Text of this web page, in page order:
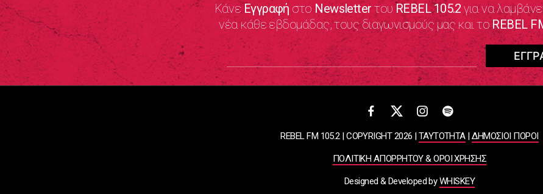
ΚάνεΕγγραφή στο Newsletter τουREBEL 105.2 για να
νέα κάθε εβδομάδας, τους διαγωνισμούς μας και τοREBEL
REBEL FM 105.2 | COPYRIGHT 2026 |ΤΑΥΤΟΤΗΤΑ|ΔΗΜΟΣΙΟΙ ΠΟΡΟΙ
ΠΟΛΙΤΙΚΗ ΑΠΟΡΡΗΤΟΥ & ΟΡΟΙ ΧΡΗΣΗΣ
Designed & Developed byWHISKEY